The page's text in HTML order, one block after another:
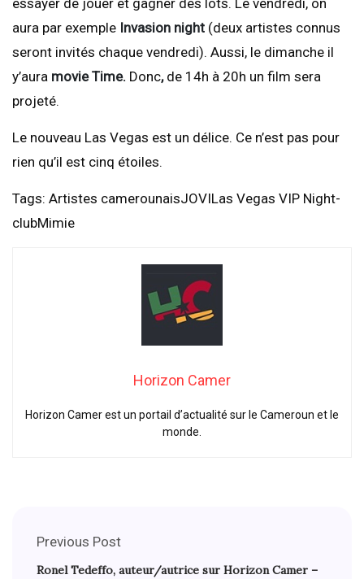
essayer de jouer et gagner des lots. Le vendredi, on
aura par exemple Invasion night (deux artistes connus
seront invités chaque vendredi). Aussi, le dimanche il
y’aura movie Time. Donc,de 14h à 20h un film sera
projeté.
Le nouveau Las Vegas est un délice. Ce n’est pas pour
rien qu’il est cinq étoiles.
Tags: Artistes camerounaisJOVILas Vegas VIP Night-
clubMimie
Horizon Camer
Horizon Camer est un portail d’actualité sur le Cameroun et le
monde.
Previous Post
Ronel Tedeffo, auteur/autrice sur Horizon Camer –